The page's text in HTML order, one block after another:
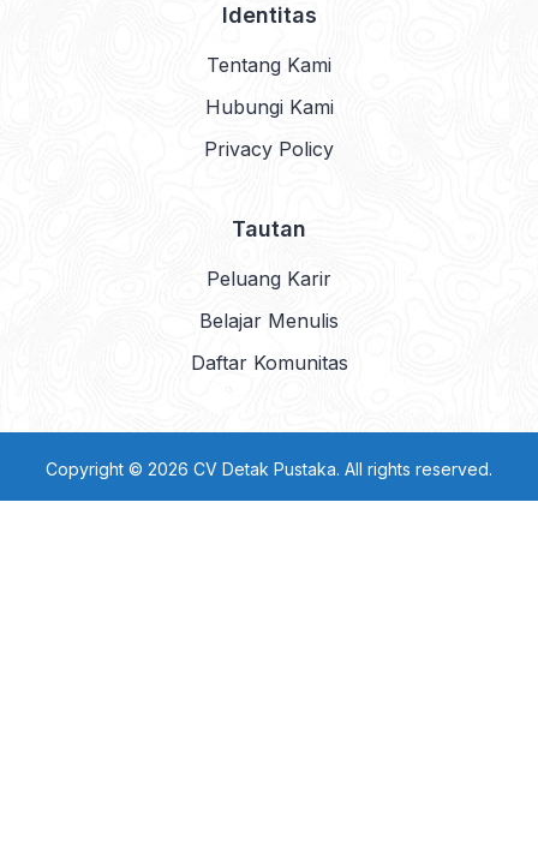
Identitas
Tentang Kami
Hubungi Kami
Privacy Policy
Tautan
Peluang Karir
Belajar Menulis
Daftar Komunitas
Copyright © 2026 CV Detak Pustaka. All rights reserved.